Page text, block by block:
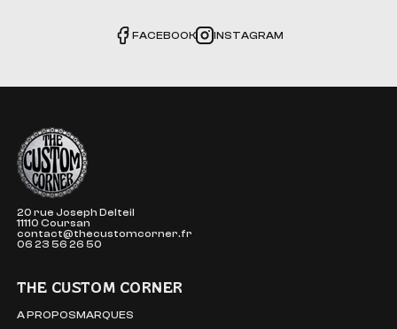
FACEBOOK INSTAGRAM
The Custom Corner
20 rue Joseph Delteil
11110 Coursan
contact@thecustomcorner.fr
06 23 56 26 50
THE CUSTOM CORNER
A PROPOSMARQUES